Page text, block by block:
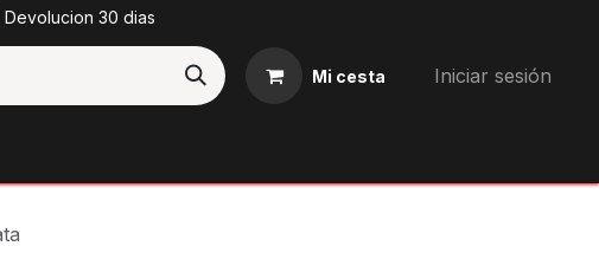
30 dias
Mi cesta Iniciar sesión